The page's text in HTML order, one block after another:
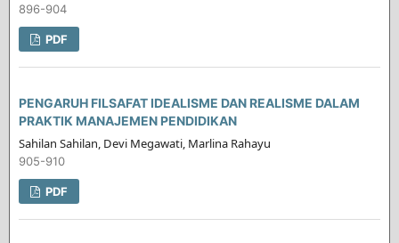
896-904
PDF
PENGARUH FILSAFAT IDEALISME DAN REALISME DALAM
PRAKTIK MANAJEMEN PENDIDIKAN
Sahilan Sahilan, Devi Megawati, Marlina Rahayu
905-910
PDF